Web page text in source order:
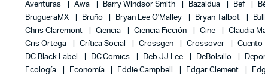
Aventuras
Awa Barry Windsor Smith Bazaldua Bef
BrugueraMX
Bruño Bryan Lee O'Malley Bryan Talbot
Chris Claremont
Ciencia Ciencia Ficción Cine Claudia
Cris Ortega
Crítica Social Crossgen Crossover Cuento
DC Black Label
DC Comics Deb JJ Lee DeBolsillo
Ecología
Economía Eddie Campbell Edgar Clement